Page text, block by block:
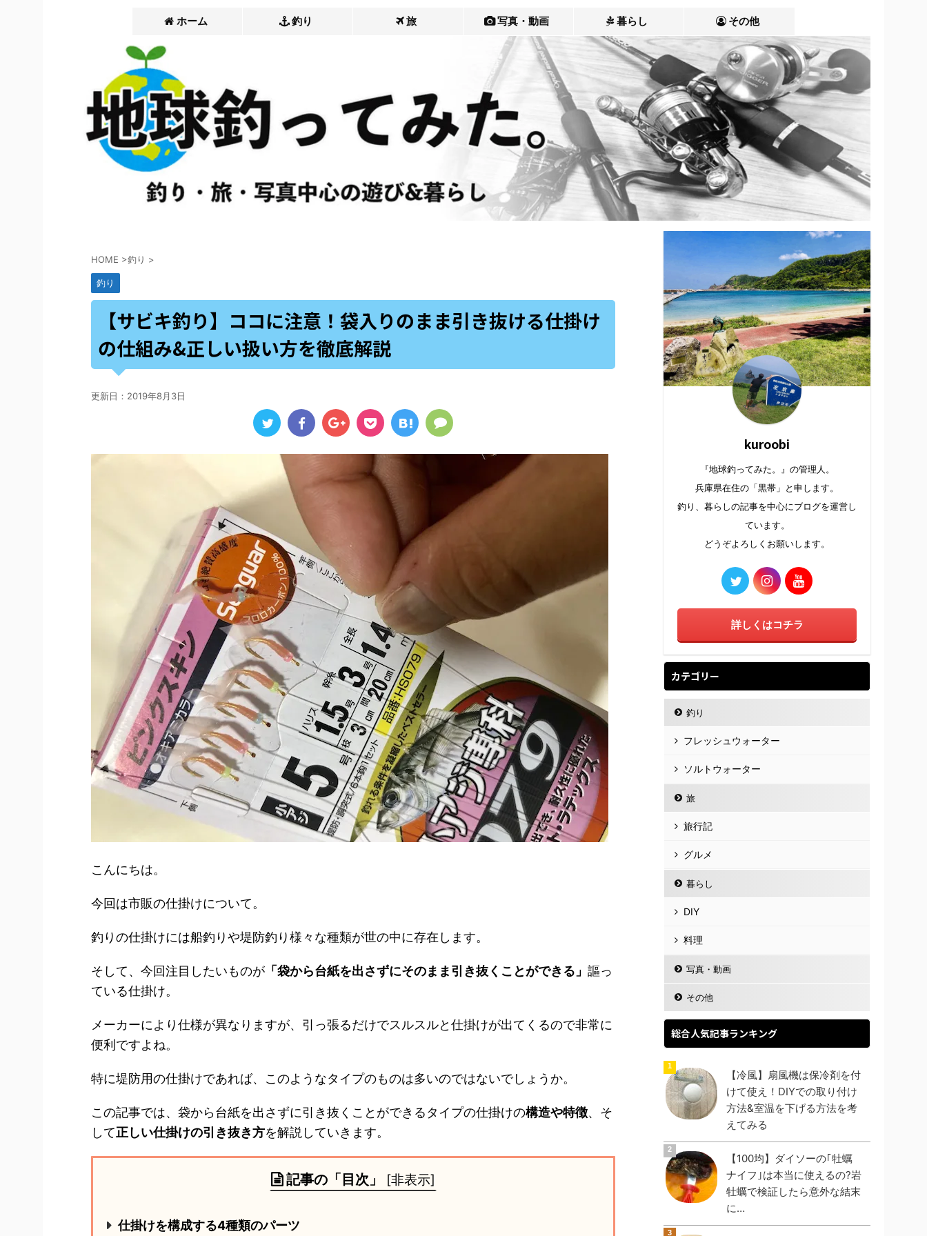
ホーム 釣り 旅 写真・動画 暮らし その他
HOME >釣り >
釣り
【サビキ釣り】ココに注意！袋入りのまま引き抜ける仕掛け
の仕組み&正しい扱い方を徹底解説
更新日： 2019年8月3日
こんにちは。
今回は市販の仕掛けについて。
釣りの仕掛けには船釣りや堤防釣り様々な種類が世の中に存在します。
そして、今回注目したいものが 「袋から台紙を出さずにそのまま引き抜くことができる」 謳っ
ている仕掛け。
メーカーにより仕様が異なりますが、引っ張るだけでスルスルと仕掛けが出てくるので非常に
便利ですよね。
特に堤防用の仕掛けであれば、このようなタイプのものは多いのではないでしょうか。
この記事では、袋から台紙を出さずに引き抜くことができるタイプの仕掛けの構造や特徴、そ
して正しい仕掛けの引き抜き方を解説していきます。
記事の「目次」 [非表示]
仕掛けを構成する4種類のパーツ
kuroobi
『地球釣ってみた。』の管理人。
兵庫県在住の「黒帯」と申します。
釣り、暮らしの記事を中心にブログを運営し
ています。
どうぞよろしくお願いします。
詳しくはコチラ
カテゴリー
釣り
フレッシュウォーター
ソルトウォーター
旅
旅行記
グルメ
暮らし
DIY
料理
写真・動画
その他
総合人気記事ランキング
【冷風】扇風機は保冷剤を付
けて使え！DIYでの取り付け
方法&室温を下げる方法を考
えてみる
【100均】ダイソーの｢牡蠣
ナイフ｣は本当に使えるの?岩
牡蠣で検証したら意外な結末
に…